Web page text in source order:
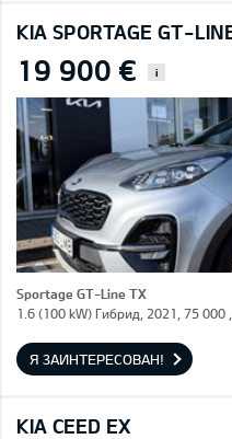
KIA SPORTAGE GT-
19 900 € i
Sportage GT-Line TX
1.6 (100 kW) Гибрид, 2021, 75 000
Я ЗАИНТЕРЕСОВАН!
KIA CEED EX